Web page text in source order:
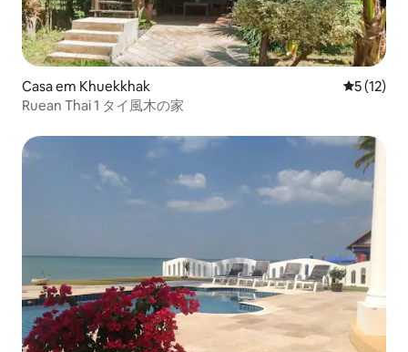
Casa em Khuekkhak
5 (12)
Ruean Thai 1 タイ風木の家